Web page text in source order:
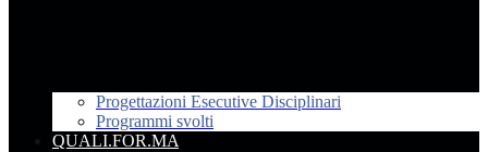
Progettazioni Esecutive Disciplinari
Programmi svolti
QUALI.FOR.MA